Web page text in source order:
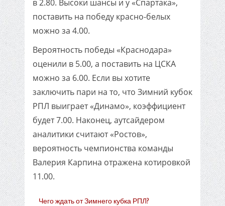
в 2.80. Высоки шансы и у «Спартака»,
поставить на победу красно-белых
можно за 4.00.
Вероятность победы «Краснодара»
оценили в 5.00, а поставить на ЦСКА
можно за 6.00. Если вы хотите
заключить пари на то, что Зимний кубок
РПЛ выиграет «Динамо», коэффициент
будет 7.00. Наконец, аутсайдером
аналитики считают «Ростов»,
вероятность чемпионства команды
Валерия Карпина отражена котировкой
11.00.
Чего ждать от Зимнего кубка РПЛ?